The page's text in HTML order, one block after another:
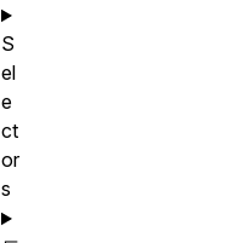
S
el
e
ct
or
s